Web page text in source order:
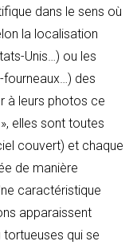
dans le sens où
la localisation
Unis…) ou les
fourneaux…) des
à leurs photos ce
elles sont toutes
couvert) et chaque
de manière
caractéristique
apparaissent
qui se